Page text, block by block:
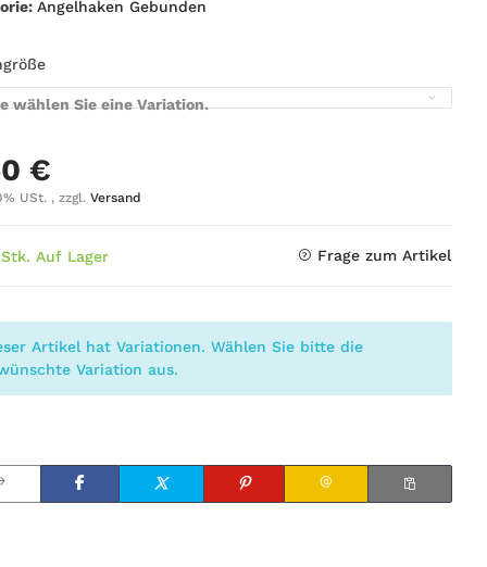
Angelhaken Gebunden
wählen Sie eine Variation.
€
USt. , zzgl. Versand
Stk. Auf Lager Frage zum Artikel
Artikel hat Variationen. Wählen Sie bitte die
Variation aus.